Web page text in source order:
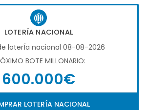
LOTERÍA NACIONAL
loterÍa nacional 08-08-2026
BOTE MILLONARIO:
600.000€
LOTERÍA NACIONAL